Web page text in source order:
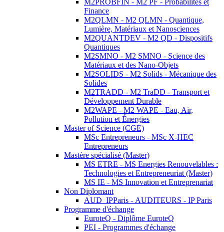
M2PROBFIN - M2 PF - Probabilités et
Finance
M2QLMN - M2 QLMN - Quantique,
Lumière, Matériaux et Nanosciences
M2QUANTDEV - M2 QD - Dispositifs
Quantiques
M2SMNO - M2 SMNO - Science des
Matériaux et des Nano-Objets
M2SOLIDS - M2 Solids - Mécanique des
Solides
M2TRADD - M2 TraDD - Transport et
Développement Durable
M2WAPE - M2 WAPE - Eau, Air,
Pollution et Énergies
Master of Science (CGE)
MSc Entrepreneurs - MSc X-HEC
Entrepreneurs
Mastère spécialisé (Master)
MS ETRE - MS Energies Renouvelables :
Technologies et Entrepreneuriat (Master)
MS IE - MS Innovation et Entreprenariat
Non Diplomant
AUD_IPParis - AUDITEURS - IP Paris
Programme d'échange
EuroteQ - Diplôme EuroteQ
PEI - Programmes d'échange